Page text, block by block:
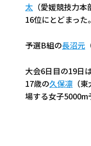
太 （愛媛競技力
16位にとどまった
予選B組の長沼元
大会6日目の19日
17歳の久保凛 （
場する女子5000m